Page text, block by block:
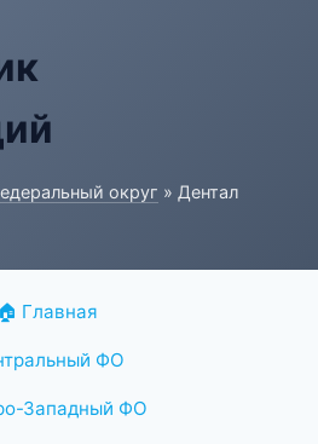
округ » Дентал
🏠 Главная
ФО
Западный ФО